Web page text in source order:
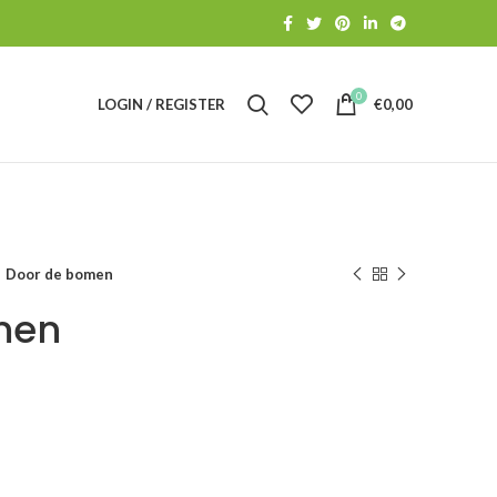
LOGIN / REGISTER 0 €0,00
Door de bomen